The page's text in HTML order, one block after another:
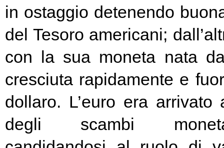
in ostaggio detenendo
del Tesoro americani;
con la sua moneta nata
cresciuta rapidamente e
dollaro. L’euro era
degli scambi